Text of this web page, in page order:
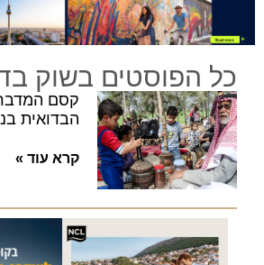
כל הפוסטים בשוק
קסם
הבדואית
קרא עוד »